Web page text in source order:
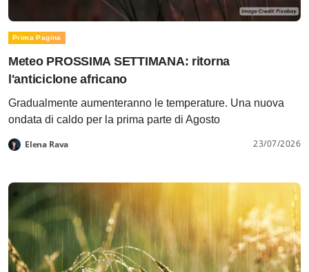
Prima Pagina
Meteo PROSSIMA SETTIMANA: ritorna
l'anticiclone africano
Gradualmente aumenteranno le temperature. Una nuova
ondata di caldo per la prima parte di Agosto
Elena Rava 23/07/2026